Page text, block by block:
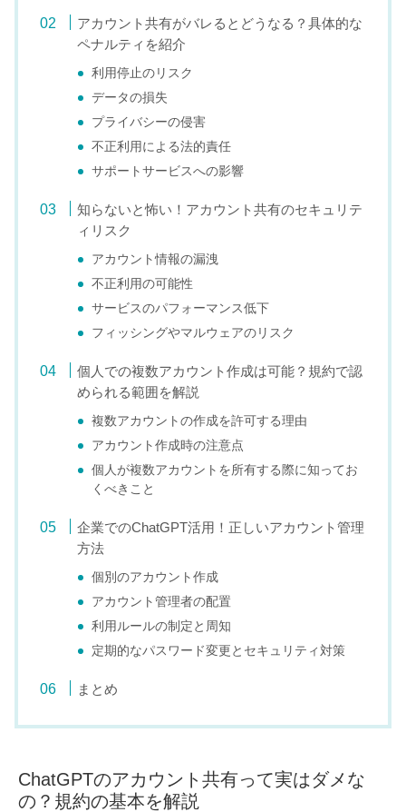
アカウント共有がバレるとどうなる？具体的な
ペナルティを紹介
利用停止のリスク
データの損失
プライバシーの侵害
不正利用による法的責任
サポートサービスへの影響
知らないと怖い！アカウント共有のセキュリテ
ィリスク
アカウント情報の漏洩
不正利用の可能性
サービスのパフォーマンス低下
フィッシングやマルウェアのリスク
個人での複数アカウント作成は可能？規約で認
められる範囲を解説
複数アカウントの作成を許可する理由
アカウント作成時の注意点
個人が複数アカウントを所有する際に知ってお
くべきこと
企業でのChatGPT活用！正しいアカウント管理
方法
個別のアカウント作成
アカウント管理者の配置
利用ルールの制定と周知
定期的なパスワード変更とセキュリティ対策
まとめ
ChatGPTのアカウント共有って実はダメな
の？規約の基本を解説